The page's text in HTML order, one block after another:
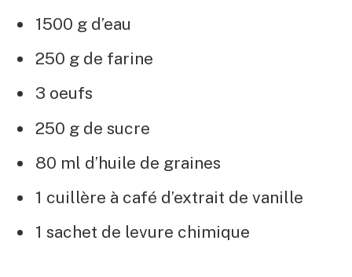
1500 g d’eau
250 g de farine
3 oeufs
250 g de sucre
80 ml d’huile de graines
1 cuillère à café d’extrait de vanille
1 sachet de levure chimique